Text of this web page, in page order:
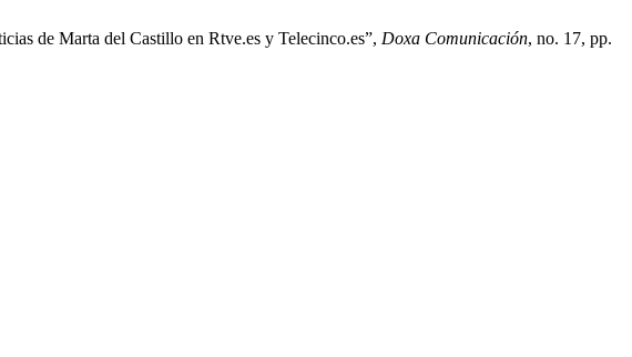
de Marta del Castillo en Rtve.es y Telecinco.es”, Doxa Comunicación, no. 17, pp.